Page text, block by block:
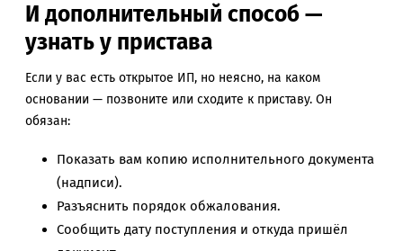
И дополнительный способ —
узнать у пристава
Если у вас есть открытое ИП, но неясно, на каком
основании — позвоните или сходите к приставу. Он
обязан:
Показать вам копию исполнительного документа
(надписи).
Разъяснить порядок обжалования.
Сообщить дату поступления и откуда пришёл